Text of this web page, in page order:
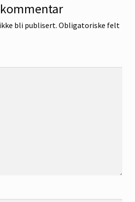
bli publisert. Obligatoriske felt